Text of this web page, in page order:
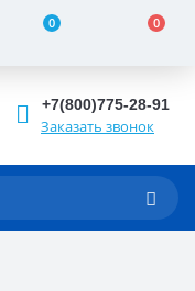
0 0
+7(800)775-28-91
Заказать звонок